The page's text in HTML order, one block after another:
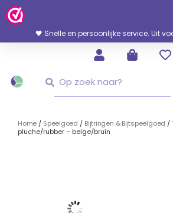
Ga
Naar
Inhoud
🖤 Snelle en persoonlijke service. Uit
Home / Speelgoed / Bijtringen & Bijtspeelgoed /
pluche/rubber – beige/bruin